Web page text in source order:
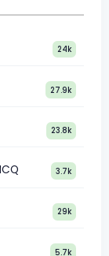
24k
27.9k
23.8k
3.7k
29k
5.7k